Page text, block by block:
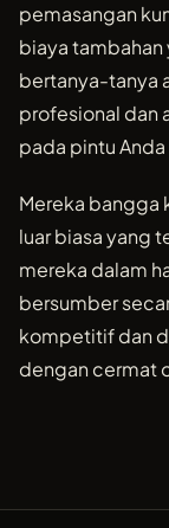
pemasangan
biaya tambahan
bertanya-tanya
profesional dan
pada pintu
Mereka bangga
luar biasa yang
mereka dalam
bersumber
kompetitif dan
dengan cermat